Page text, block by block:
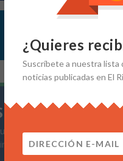
Gmail
a
a nuestra
en tu correo.
¿Quieres
Suscríbetea nuestra lista
noticias publicadas en El